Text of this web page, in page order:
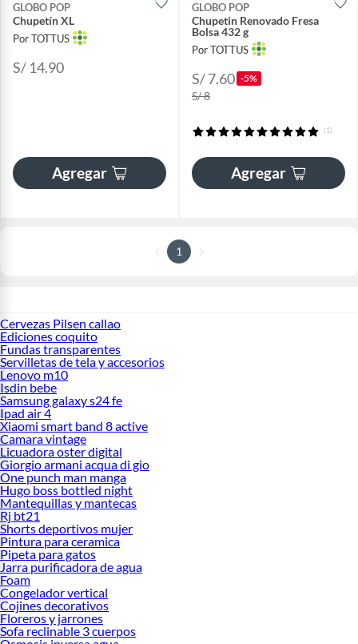
GLOBO POP
Chupetín XL
Por TOTTUS
S/ 14.90
Agregar
GLOBO POP
Chupetin Renovado Fresa
Bolsa 432 g
Por TOTTUS
S/ 7.60 -5%
S/ 8
(1)
Agregar
1
Cervezas Pilsen callao
Ediciones coquito
Fundas transparentes
Servilletas de tela y accesorios
Lenovo m10
Isdin bebe
Samsung galaxy s24 fe
Ipad air 4
Xiaomi smart band 8 active
Camara vintage
Licuadora oster digital
Giorgio armani acqua di gio
One punch man manga
Hugo boss bottled night
Mantequillas y mantecas
Rj bt21
Shorts deportivos mujer
Pintura para ceramica
Pipeta para gatos
Jarra purificadora de agua
Foam
Congelador vertical
Cojines decorativos
Floreros y jarrones
Sofa reclinable 3 cuerpos